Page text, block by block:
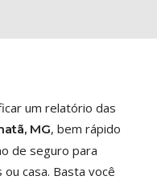
um relatório das
MG, bem rápido
de seguro para
casa. Basta você